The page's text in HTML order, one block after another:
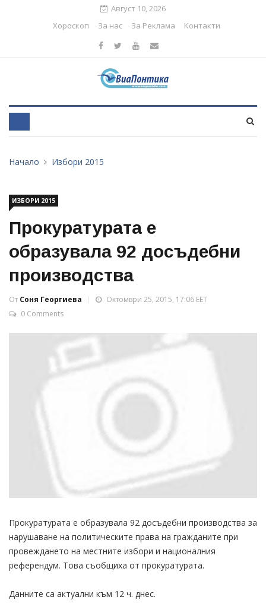
Август 10, 2026
Хороскоп
За нас За Реклама Контакти
Начало Избори 2015
ИЗБОРИ 2015
Прокуратурата е
образувала 92 досъдебни
производства
От Соня Георгиева
Октомври 25, 2015, 17:06 EET
0 Comments
Прокуратурата е образувала 92 досъдебни производства за
нарушаване на политическите права на гражданите при
провеждането на местните избори и националния
референдум. Това съобщиха от прокуратурата.
Данните са актуални към 12 ч. днес.